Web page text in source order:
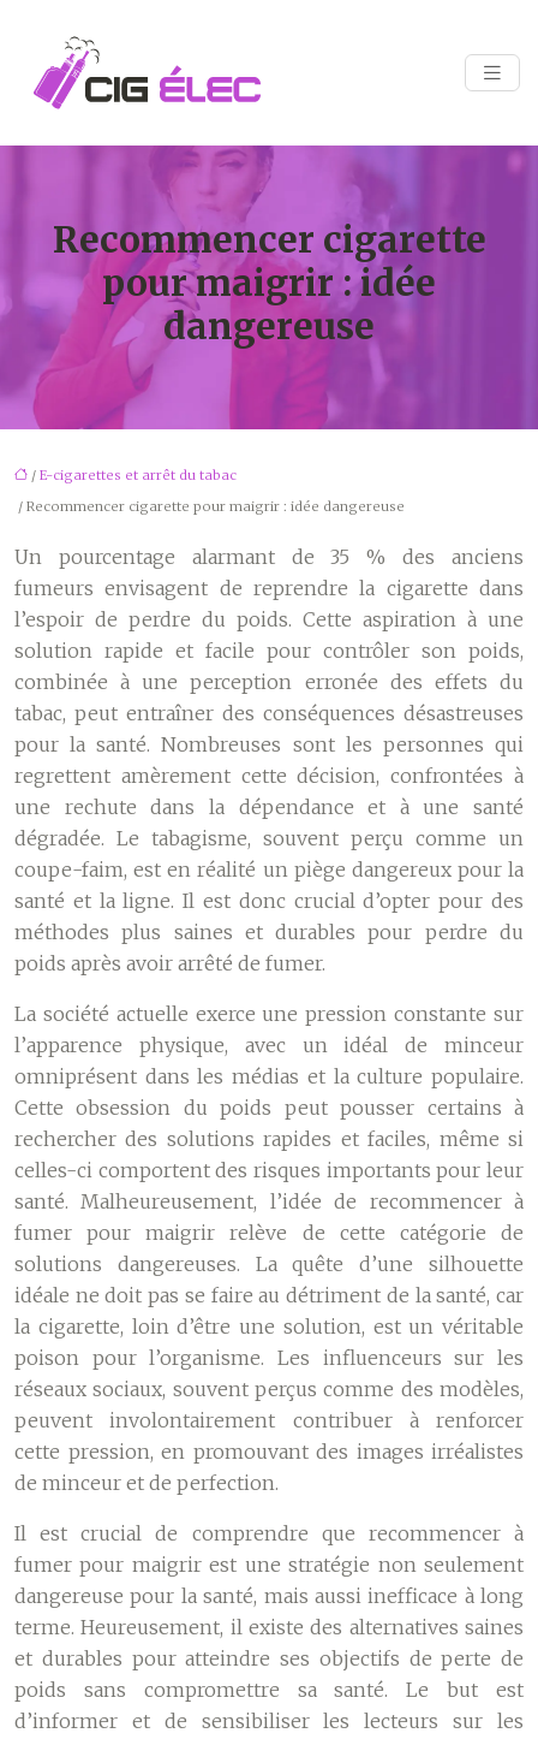
Recommencer cigarette
pour maigrir : idée
dangereuse
/ E-cigarettes et arrêt du tabac
/ Recommencer cigarette pour maigrir : idée dangereuse
Un pourcentage alarmant de 35 % des anciens
fumeurs envisagent de reprendre la cigarette dans
l’espoir de perdre du poids. Cette aspiration à une
solution rapide et facile pour contrôler son poids,
combinée à une perception erronée des effets du
tabac, peut entraîner des conséquences désastreuses
pour la santé. Nombreuses sont les personnes qui
regrettent amèrement cette décision, confrontées à
une rechute dans la dépendance et à une santé
dégradée. Le tabagisme, souvent perçu comme un
coupe-faim, est en réalité un piège dangereux pour la
santé et la ligne. Il est donc crucial d’opter pour des
méthodes plus saines et durables pour perdre du
poids après avoir arrêté de fumer.
La société actuelle exerce une pression constante sur
l’apparence physique, avec un idéal de minceur
omniprésent dans les médias et la culture populaire.
Cette obsession du poids peut pousser certains à
rechercher des solutions rapides et faciles, même si
celles-ci comportent des risques importants pour leur
santé. Malheureusement, l’idée de recommencer à
fumer pour maigrir relève de cette catégorie de
solutions dangereuses. La quête d’une silhouette
idéale ne doit pas se faire au détriment de la santé, car
la cigarette, loin d’être une solution, est un véritable
poison pour l’organisme. Les influenceurs sur les
réseaux sociaux, souvent perçus comme des modèles,
peuvent involontairement contribuer à renforcer
cette pression, en promouvant des images irréalistes
de minceur et de perfection.
Il est crucial de comprendre que recommencer à
fumer pour maigrir est une stratégie non seulement
dangereuse pour la santé, mais aussi inefficace à long
terme. Heureusement, il existe des alternatives saines
et durables pour atteindre ses objectifs de perte de
poids sans compromettre sa santé. Le but est
d’informer et de sensibiliser les lecteurs sur les